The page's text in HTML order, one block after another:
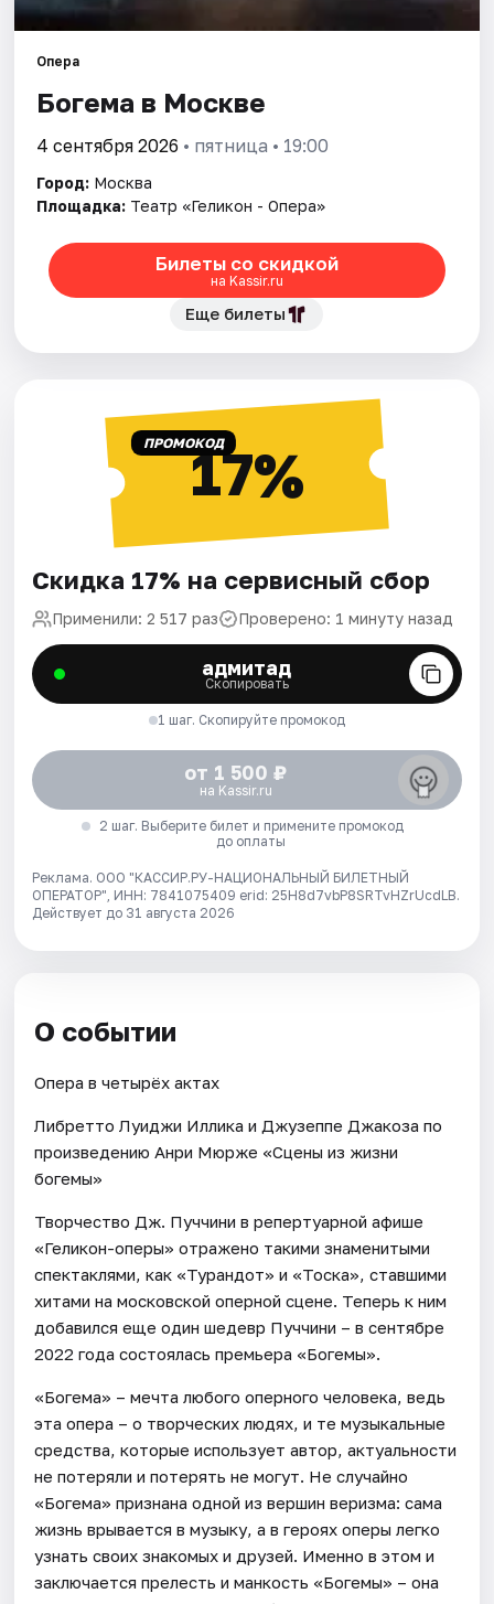
Опера
Богема в Москве
4 сентября 2026 • пятница • 19:00
Город: Москва
Площадка: Театр «Геликон - Опера»
Билеты со скидкой
на Kassir.ru
Еще билеты
ПРОМОКОД17%
Скидка 17% на сервисный сбор
Применили: 2 517 раз Проверено: 1 минуту назад
адмитад
Скопировать
1 шаг. Скопируйте промокод
от 1 500 ₽
на Kassir.ru
2 шаг. Выберите билет и примените промокод
до оплаты
Реклама. ООО "КАССИР.РУ-НАЦИОНАЛЬНЫЙ БИЛЕТНЫЙ
ОПЕРАТОР", ИНН: 7841075409 erid: 25H8d7vbP8SRTvHZrUcdLB.
Действует до 31 августа 2026
О событии
Опера в четырёх актах
Либретто Луиджи Иллика и Джузеппе Джакоза по
произведению Анри Мюрже «Сцены из жизни
богемы»
Творчество Дж. Пуччини в репертуарной афише
«Геликон-оперы» отражено такими знаменитыми
спектаклями, как «Турандот» и «Тоска», ставшими
хитами на московской оперной сцене. Теперь к ним
добавился еще один шедевр Пуччини – в сентябре
2022 года состоялась премьера «Богемы».
«Богема» – мечта любого оперного человека, ведь
эта опера – о творческих людях, и те музыкальные
средства, которые использует автор, актуальности
не потеряли и потерять не могут. Не случайно
«Богема» признана одной из вершин веризма: сама
жизнь врывается в музыку, а в героях оперы легко
узнать своих знакомых и друзей. Именно в этом и
заключается прелесть и манкость «Богемы» – она